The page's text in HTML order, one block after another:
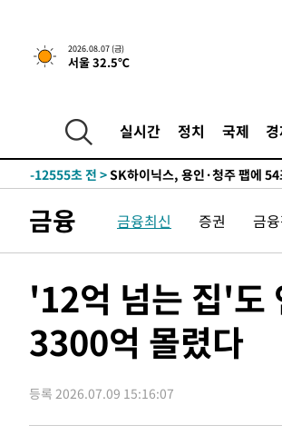
2026.08.07 (금)
서울 32.5℃
실시간 정치 국제
운드는 임시"
-16351초 전 >"낮 기온 소폭 하락"…수도권 폭
갈 수도
-14249초 전 >
낮 최고 37도 찜통더위…곳곳
-12555초 전 >SK하이닉스, 용인·청주 팹에
응"
-9411초 전 > 여자배구 이재영·이다영 자매, 아
-8398초 전 >
[속보]코스닥, 2.86포인트
-8351초 전 >[속보]코스피, 6200선 약보합
-8331초 전 > [속보]원·달러 환율, 7.7원 내린
-8220초 전 >[속보] 노원서 40.1도 관측…서울
-5310초 전 >[속보]종합특검, '계엄 수용공간 확
-4183초 전 >외신들도 주목한 韓축구 파문…"국
태 후임
금융 금융최신 증권 금
'12억 넘는 집'도
3300억 몰렸다
등록 2026.07.09 15:16:07